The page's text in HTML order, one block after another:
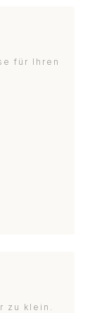
für Ihren
zu klein.